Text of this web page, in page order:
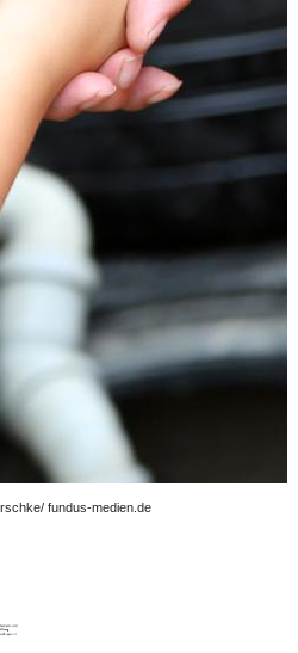
fundus-medien.de